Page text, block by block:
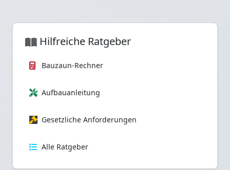
Hilfreiche Ratgeber
Bauzaun-Rechner
Aufbauanleitung
Gesetzliche Anforderungen
Alle Ratgeber